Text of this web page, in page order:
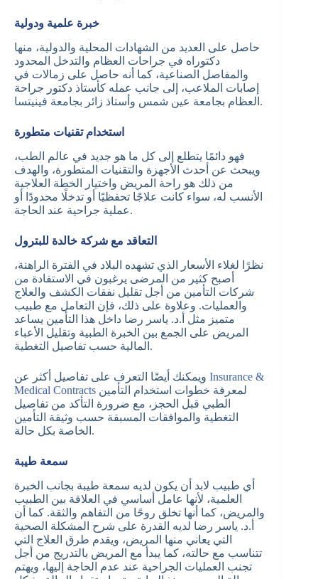
خبرة علمية ودولية
حاصل على العديد من الشهادات المحلية والدولية، منها
دكتوراه في جراحات العظام والتدخل المحدود
والمفاصل الصناعية، كما أنه حاصل على زمالات في
إصابات الملاعب، إلى جانب عمله كأستاذ دكتور جراحة
العظام بجامعة عين شمس وأستاذ زائر بجامعة فينيتسا.
استخدام تقنيات متطورة
فهو دائمًا يتطلع إلى كل ما هو جديد في عالم الطب،
ويبحث عن أحدث الأجهزة والتقنيات المتطورة، والهدف
من ذلك هو راحة المريض واختيار الخطة العلاجية
الأنسب له، سواء كانت علاجًا تحفظيًا أو تدخلًا محدودًا أو
عملية جراحية عند الحاجة.
التعاقد مع شركة خالدة للبترول
نظرًا لغلاء الأسعار الذي تشهده البلاد في الفترة الراهنة،
أصبح كثير من المرضى يرغبون في الاستفادة من
شركات التأمين من أجل تقليل نفقات الكشف والعلاج
والعمليات. وعلاوة على ذلك، فإن التعامل مع طبيب
متميز مثل أ.د. ياسر رضا داخل هذا التأمين يساعد
المريض على الجمع بين الخبرة الطبية وتقليل الأعباء
المالية حسب تفاصيل التغطية.
Insurance &
Medical Contracts
الطبي قبل الحجز، مع ضرورة التأكد من تفاصيل
التغطية والموافقات المسبقة حسب وثيقة التأمين
الخاصة بكل حالة.
سمعة طيبة
أي طبيب لابد أن يكون لديه سمعة طيبة بجانب الخبرة
العلمية، لأنها عامل أساسي في العلاقة بين الطبيب
والمريض، كما أنها تخلق روحًا من التفاهم والثقة. كما أن
أ.د. ياسر رضا لديه القدرة على شرح المشكلة الصحية
التي يعاني منها المريض، ويقدم طرق العلاج التي
تتناسب مع حالته، كما يبدأ مع المريض بالتدريج من أجل
تجنب العمليات الجراحية عند عدم الحاجة إليها، ويهتم